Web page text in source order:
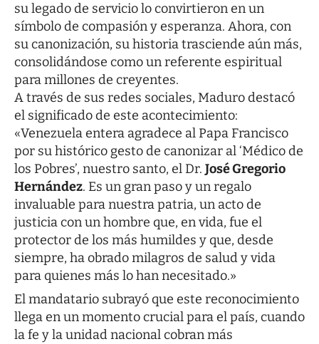
su legado de servicio lo convirtieron en un
símbolo de compasión y esperanza. Ahora, con
su canonización, su historia trasciende aún más,
consolidándose como un referente espiritual
para millones de creyentes.
A través de sus redes sociales, Maduro destacó
el significado de este acontecimiento:
«Venezuela entera agradece al Papa Francisco
por su histórico gesto de canonizar al ‘Médico de
los Pobres’, nuestro santo, el Dr. José Gregorio
Hernández. Es un gran paso y un regalo
invaluable para nuestra patria, un acto de
justicia con un hombre que, en vida, fue el
protector de los más humildes y que, desde
siempre, ha obrado milagros de salud y vida
para quienes más lo han necesitado.»
El mandatario subrayó que este reconocimiento
llega en un momento crucial para el país, cuando
la fe y la unidad nacional cobran más